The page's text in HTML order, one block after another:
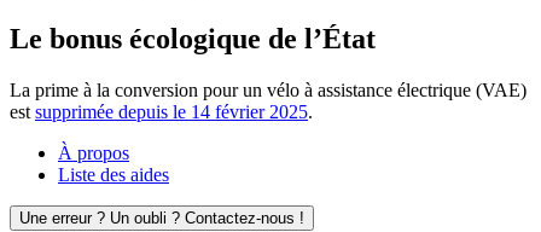
Le bonus écologique de l’État
La prime à la conversion pour un vélo à assistance électrique (VAE)
est supprimée depuis le 14 février 2025.
À propos
Liste des aides
Une erreur ? Un oubli ? Contactez-nous !